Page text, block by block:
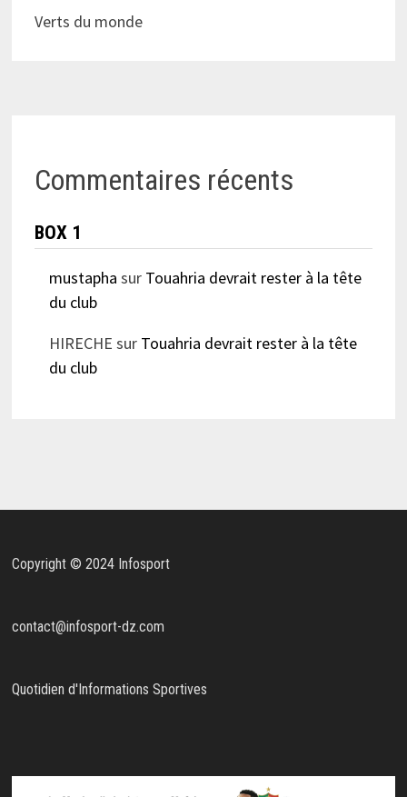
Verts du monde
Commentaires récents
BOX 1
mustapha sur Touahria devrait rester à la tête
du club
HIRECHE sur Touahria devrait rester à la tête
du club
Copyright © 2024 Infosport
contact@infosport-dz.com
Quotidien d'Informations Sportives